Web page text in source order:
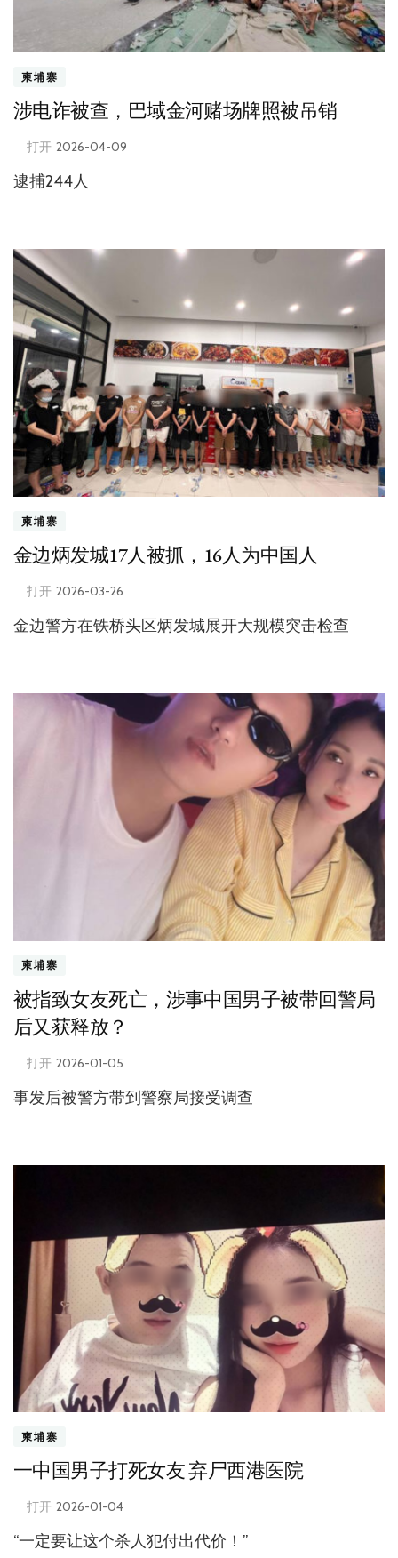
柬埔寨
涉电诈被查，巴域金河赌场牌照被吊销
打开 2026-04-09
逮捕244人
柬埔寨
金边炳发城17人被抓，16人为中国人
打开 2026-03-26
金边警方在铁桥头区炳发城展开大规模突击检查
柬埔寨
被指致女友死亡，涉事中国男子被带回警局
后又获释放？
打开 2026-01-05
事发后被警方带到警察局接受调查
柬埔寨
一中国男子打死女友 弃尸西港医院
打开 2026-01-04
“一定要让这个杀人犯付出代价！”